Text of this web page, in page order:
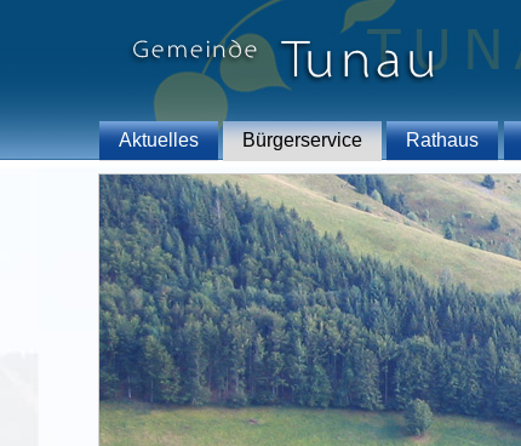
Aktuelles Bürgerservice Rathaus